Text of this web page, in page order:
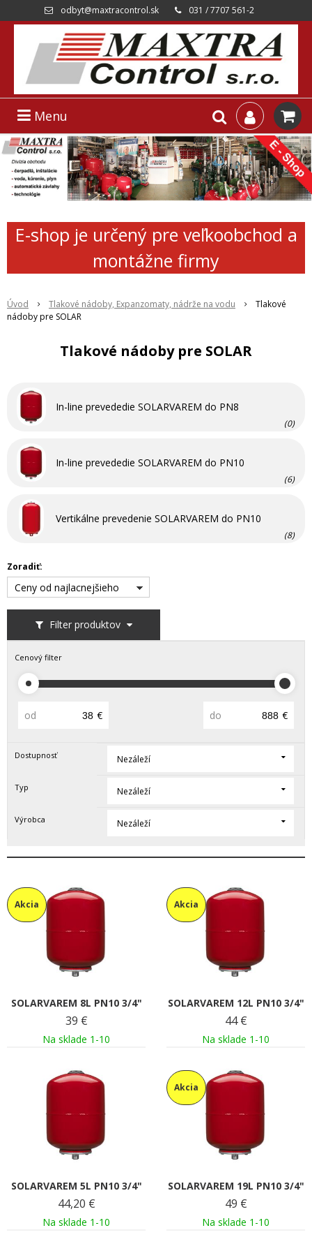
odbyt@maxtracontrol.sk 031 / 7707 561-2
Menu
E-shop je určený pre veľkoobchod a
montážne firmy
Úvod Tlakové nádoby, Expanzomaty, nádrže na vodu
Tlakové
nádoby pre SOLAR
Tlakové nádoby pre SOLAR
In-line prevededie SOLARVAREM do PN8
(0)
In-line prevededie SOLARVAREM do PN10
(6)
Vertikálne prevedenie SOLARVAREM do PN10
(8)
Filter produktov
Zoradiť:
Ceny od najlacnejšieho
Cenový filter
od € do €
Dostupnosť Nezáleží
Typ Nezáleží
Výrobca Nezáleží
Akcia
SOLARVAREM 8L PN10 3/4"
39 €
Na sklade 1-10
Akcia
SOLARVAREM 12L PN10 3/4"
44 €
Na sklade 1-10
SOLARVAREM 5L PN10 3/4"
44,20 €
Na sklade 1-10
Akcia
SOLARVAREM 19L PN10 3/4"
49 €
Na sklade 1-10